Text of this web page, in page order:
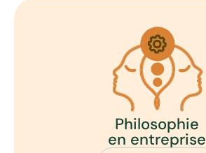
Philosophie
en entreprise